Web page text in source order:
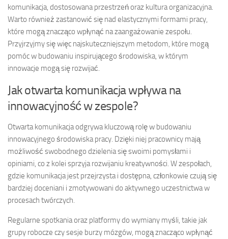
komunikacja, dostosowana przestrzeń oraz kultura organizacyjna.
Warto również zastanowić się nad elastycznymi formami pracy,
które mogą znacząco wpłynąć na zaangażowanie zespołu.
Przyjrzyjmy się więc najskuteczniejszym metodom, które mogą
pomóc w budowaniu inspirującego środowiska, w którym
innowacje mogą się rozwijać.
Jak otwarta komunikacja wpływa na
innowacyjność w zespole?
Otwarta komunikacja odgrywa kluczową rolę w budowaniu
innowacyjnego środowiska pracy. Dzięki niej pracownicy mają
możliwość swobodnego dzielenia się swoimi pomysłami i
opiniami, co z kolei sprzyja rozwijaniu kreatywności. W zespołach,
gdzie komunikacja jest przejrzysta i dostępna, członkowie czują się
bardziej doceniani i zmotywowani do aktywnego uczestnictwa w
procesach twórczych.
Regularne spotkania oraz platformy do wymiany myśli, takie jak
grupy robocze czy sesje burzy mózgów, mogą znacząco wpłynąć